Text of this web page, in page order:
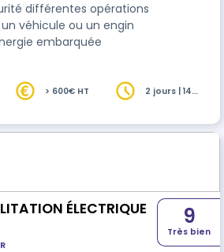
différentes opérations
véhicule ou un engin
embarquée
> 600€ HT
2 jours | 14
ÉLECTRIQUE
9
Très bien